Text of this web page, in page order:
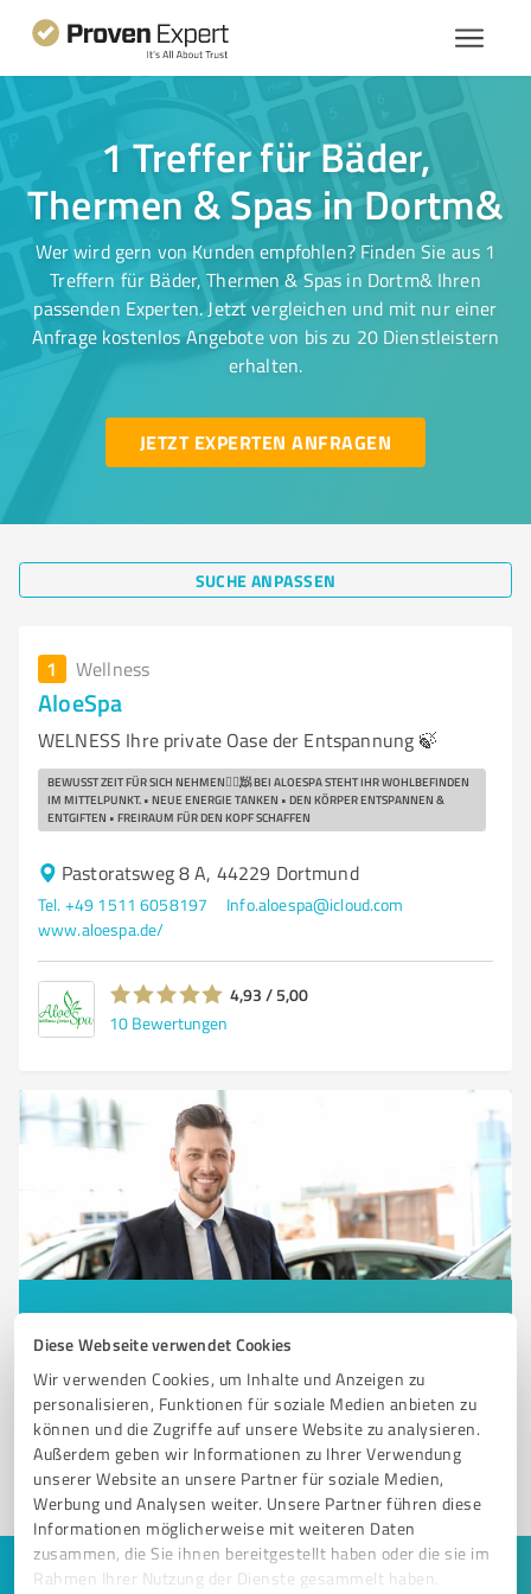
Diese Webseite verwendet Cookies
Wir verwenden Cookies, um Inhalte und Anzeigen zu
personalisieren, Funktionen für soziale Medien anbieten zu
können und die Zugriffe auf unsere Website zu analysieren.
Außerdem geben wir Informationen zu Ihrer Verwendung
unserer Website an unsere Partner für soziale Medien,
Werbung und Analysen weiter. Unsere Partner führen diese
Informationen möglicherweise mit weiteren Daten
zusammen, die Sie ihnen bereitgestellt haben oder die sie im
Rahmen Ihrer Nutzung der Dienste gesammelt haben.
1 Treffer für Bäder,
Thermen & Spas in Dortm&
Wer wird gern von Kunden empfohlen? Finden Sie aus 1
Treffern für Bäder, Thermen & Spas in Dortm& Ihren
passenden Experten. Jetzt vergleichen und mit nur einer
Anfrage kostenlos Angebote von bis zu 20 Dienstleistern
erhalten.
JETZT EXPERTEN ANFRAGEN
SUCHE ANPASSEN
1 Wellness
AloeSpa
WELNESS Ihre private Oase der Entspannung 🍃
BEWUSST ZEIT FÜR SICH NEHMEN🧖‍♀️🧖 BEI ALOESPA STEHT IHR WOHLBEFINDEN
IM MITTELPUNKT. • NEUE ENERGIE TANKEN • DEN KÖRPER ENTSPANNEN &
ENTGIFTEN • FREIRAUM FÜR DEN KOPF SCHAFFEN
Pastoratsweg 8 A, 44229 Dortmund
Tel. +49 1511 6058197
Info.aloespa@icloud.com
www.aloespa.de/
4,93 / 5,00
10 Bewertungen
Sie möchten auch hier gelistet werden?
Registrieren Sie sich jetzt und werden Sie ein von
Kunden empfohlener ProvenExpert!